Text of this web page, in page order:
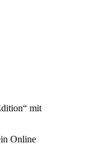
mit
Online